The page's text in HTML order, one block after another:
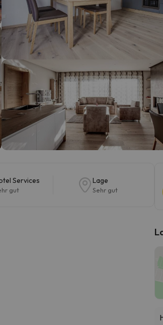
er seinen Kompass gefunden hat, wird er
Services
gut
Lage
Sehr gut